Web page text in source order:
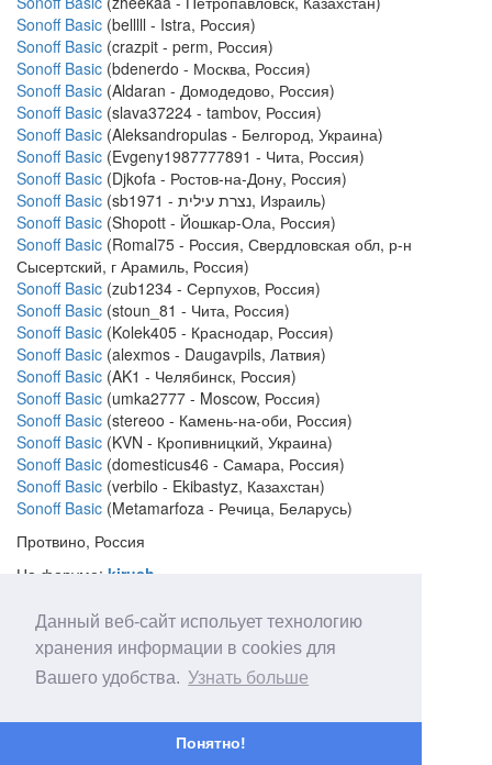
Данный веб-сайт испольует технологию
хранения информации в cookies для
Вашего удобства. Узнать больше
Понятно!
Sonoff Basic (belllll - Istra, Россия)
Sonoff Basic (crazpit - perm, Россия)
Sonoff Basic (bdenerdo - Москва, Россия)
Sonoff Basic (Aldaran - Домодедово, Россия)
Sonoff Basic (slava37224 - tambov, Россия)
Sonoff Basic (Aleksandropulas - Белгород, Украина)
Sonoff Basic (Evgeny1987777891 - Чита, Россия)
Sonoff Basic (Djkofa - Ростов-на-Дону, Россия)
Sonoff Basic
(sb1971 - נצרת עילית, Израиль)
Sonoff Basic (Shopott - Йошкар-Ола, Россия)
Sonoff Basic (Romal75 - Россия, Свердловская обл, р-н
Сысертский, г Арамиль, Россия)
Sonoff Basic (zub1234 - Серпухов, Россия)
Sonoff Basic (stoun_81 - Чита, Россия)
Sonoff Basic (Kolek405 - Краснодар, Россия)
Sonoff Basic (alexmos - Daugavpils, Латвия)
Sonoff Basic (AK1 - Челябинск, Россия)
Sonoff Basic (umka2777 - Moscow, Россия)
Sonoff Basic (stereoo - Камень-на-оби, Россия)
Sonoff Basic (KVN - Кропивницкий, Украина)
Sonoff Basic (domesticus46 - Самара, Россия)
Sonoff Basic (verbilo - Ekibastyz, Казахстан)
Sonoff Basic (Metamarfoza - Речица, Беларусь)
Протвино, Россия
На форуме: kirush
http://protvino.net